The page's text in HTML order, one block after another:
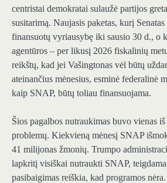
centristai demokratai sulaužė partijos
susitarimą. Naujasis paketas, kurį
finansuotų vyriausybę iki sausio 30 d., o
agentūros – per likusį 2026 fiskalinių
reikštų, kad jei Vašingtonas vėl būtų
ateinančius mėnesius, esminė federalinė
kaip SNAP, būtų toliau finansuojama.
Šios pagalbos nutraukimas buvo vienas
problemų. Kiekvieną mėnesį SNAP
41 milijonas žmonių. Trumpo
lapkritį visiškai nutraukti SNAP,
pasibaigimas reiškia, kad programos